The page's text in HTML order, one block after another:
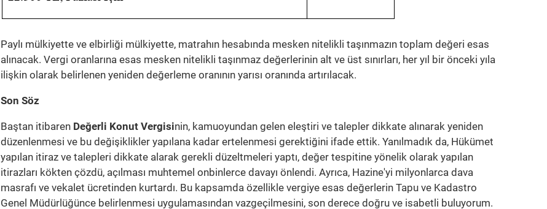
Paylı mülkiyette ve elbirliği mülkiyette, matrahın hesabında mesken nitelikli taşınmazın toplam değeri esas
alınacak. Vergi oranlarına esas mesken nitelikli taşınmaz değerlerinin alt ve üst sınırları, her yıl bir önceki yıla
ilişkin olarak belirlenen yeniden değerleme oranının yarısı oranında artırılacak.
Son Söz
Baştan itibaren Değerli Konut Vergisinin, kamuoyundan gelen eleştiri ve talepler dikkate alınarak yeniden
düzenlenmesi ve bu değişiklikler yapılana kadar ertelenmesi gerektiğini ifade ettik. Yanılmadık da, Hükümet
yapılan itiraz ve talepleri dikkate alarak gerekli düzeltmeleri yaptı, değer tespitine yönelik olarak yapılan
itirazları kökten çözdü, açılması muhtemel onbinlerce davayı önlendi. Ayrıca, Hazine'yi milyonlarca dava
masrafı ve vekalet ücretinden kurtardı. Bu kapsamda özellikle vergiye esas değerlerin Tapu ve Kadastro
Genel Müdürlüğünce belirlenmesi uygulamasından vazgeçilmesini, son derece doğru ve isabetli buluyorum.